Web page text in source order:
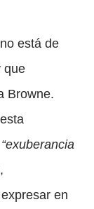
está de
que
Browne.
“exuberancia
en